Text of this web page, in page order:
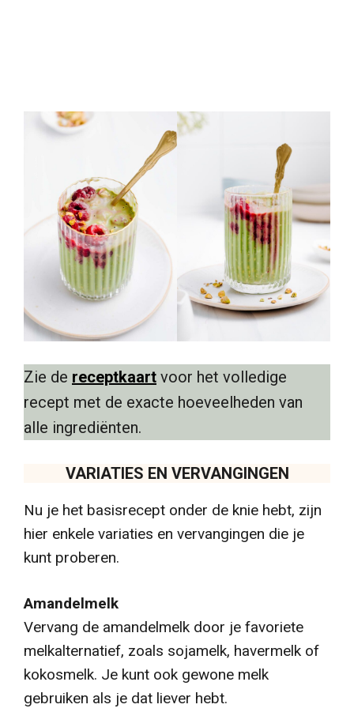
Zie de receptkaart voor het volledige
recept met de exacte hoeveelheden van
alle ingrediënten.
VARIATIES EN VERVANGINGEN
Nu je het basisrecept onder de knie hebt, zijn
hier enkele variaties en vervangingen die je
kunt proberen.
Amandelmelk
Vervang de amandelmelk door je favoriete
melkalternatief, zoals sojamelk, havermelk of
kokosmelk. Je kunt ook gewone melk
gebruiken als je dat liever hebt.